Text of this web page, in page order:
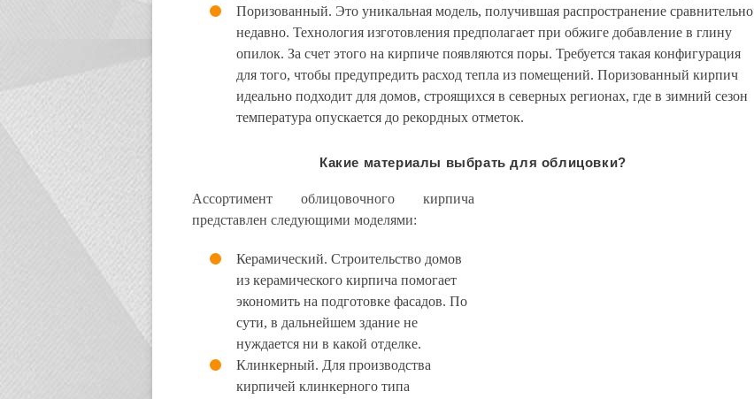
Поризованный. Это уникальная модель, получившая распространение сравнительно
недавно. Технология изготовления предполагает при обжиге добавление в глину
опилок. За счет этого на кирпиче появляются поры. Требуется такая конфигурация
для того, чтобы предупредить расход тепла из помещений. Поризованный кирпич
идеально подходит для домов, строящихся в северных регионах, где в зимний сезон
температура опускается до рекордных отметок.
Какие материалы выбрать для облицовки?
Ассортимент облицовочного кирпича
представлен следующими моделями:
Керамический. Строительство домов
из керамического кирпича помогает
экономить на подготовке фасадов. По
сути, в дальнейшем здание не
нуждается ни в какой отделке.
Клинкерный. Для производства
кирпичей клинкерного типа